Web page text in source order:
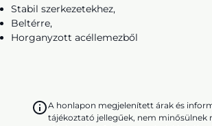
Stabil szerkezetekhez,
Beltérre,
Horganyzott acéllemezből
A honlapon megjelenített árak és
tájékoztató jellegűek, nem minősülnek